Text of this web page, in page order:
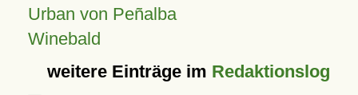
Urban von Peñalba
Winebald
weitere Einträge im Redaktionslog